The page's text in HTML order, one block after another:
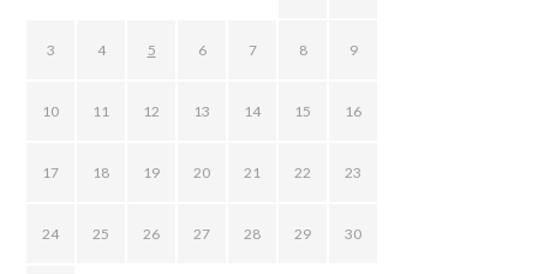
3 4 5 6 7 8 9
10 11 12 13 14 15 16
17 18 19 20 21 22 23
24 25 26 27 28 29 30